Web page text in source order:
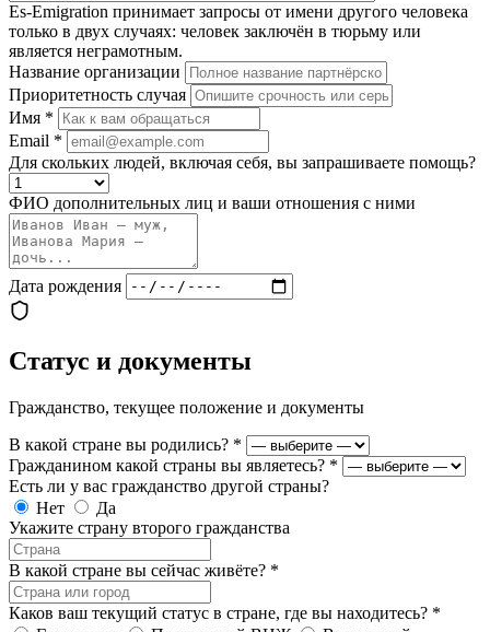
Es-Emigration принимает запросы от имени другого человека
только в двух случаях: человек заключён в тюрьму или
является неграмотным.
Название организации
Приоритетность случая
Имя *
Email *
Для скольких людей, включая себя, вы запрашиваете помощь?
ФИО дополнительных лиц и ваши отношения с ними
Дата рождения
Статус и документы
Гражданство, текущее положение и документы
В какой стране вы родились? *
Гражданином какой страны вы являетесь? *
Есть ли у вас гражданство другой страны?
Нет
Да
Укажите страну второго гражданства
В какой стране вы сейчас живёте? *
Каков ваш текущий статус в стране, где вы находитесь? *